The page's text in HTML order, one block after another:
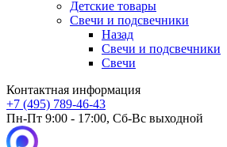
Детские товары
Свечи и подсвечники
Назад
Свечи и подсвечники
Свечи
Контактная информация
+7 (495) 789-46-43
Пн-Пт 9:00 - 17:00, Сб-Вс выходной